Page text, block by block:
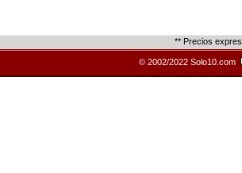
** Precios
© 2002/2022 Solo10.com